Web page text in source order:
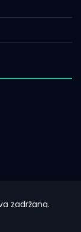
zadržana.